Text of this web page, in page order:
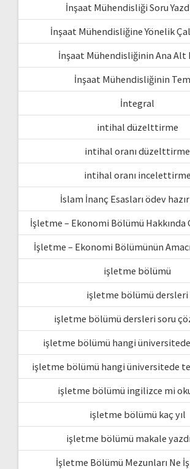
İnşaat Mühendisliği Soru
İnşaat Mühendisliğine Yönelik
İnşaat Mühendisliğinin Ana Alt
İnşaat Mühendisliğinin
İntegral
intihal düzelttirme
intihal oranı düzelttirme
intihal oranı incelettirme
İslam İnanç Esasları ödev
İşletme – Ekonomi Bölümü Hakkında
İşletme – Ekonomi Bölümünün Amacı
işletme bölümü
işletme bölümü dersleri
işletme bölümü dersleri soru
işletme bölümü hangi
işletme bölümü hangi üniversitede
işletme bölümü ingilizce mi
işletme bölümü kaç yıl
işletme bölümü makale
İşletme Bölümü Mezunları Ne İş